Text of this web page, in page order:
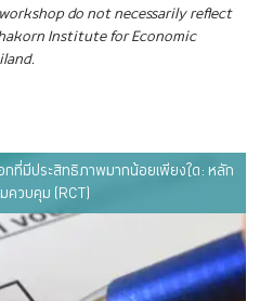
do not necessarily reflect
Institute for Economic
กที่มีประสิทธิภาพมากน้อยเพียงใด: หลัก
ควบคุม (RCT)